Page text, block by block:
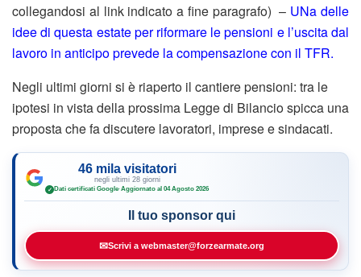
collegandosi al link indicato a fine paragrafo) – UNa delle
idee di questa estate per riformare le pensioni e l’uscita dal
lavoro in anticipo prevede la compensazione con il TFR.
Negli ultimi giorni si è riaperto il cantiere pensioni: tra le
ipotesi in vista della prossima Legge di Bilancio spicca una
proposta che fa discutere lavoratori, imprese e sindacati.
46 mila visitatori
negli ultimi 28 giorni
✓ Dati certificati Google·Aggiornato al 04 Agosto 2026
Il tuo sponsor qui
✉Scrivi a webmaster@forzearmate.org